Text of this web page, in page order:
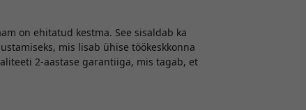
on ehitatud kestma. See sisaldab ka
mis lisab ühise töökeskkonna
2-aastase garantiiga, mis tagab, et